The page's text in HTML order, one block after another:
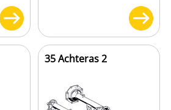
35 Achteras 2